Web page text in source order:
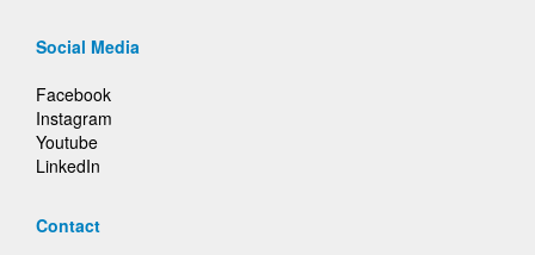
Social Media
Facebook
Instagram
Youtube
LinkedIn
Contact